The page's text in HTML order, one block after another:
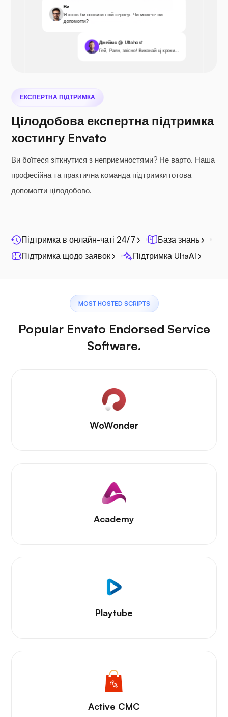
Ви
Я хотів би оновити свій сервер. Чи можете ви
допомогти?
Джеймс @ Ultahost
Гей, Раян, звісно! Виконай ці кроки...
ЕКСПЕРТНА ПІДТРИМКА
Цілодобова експертна підтримка
хостингу Envato
Ви боїтеся зіткнутися з неприємностями? Не варто. Наша
професійна та практична команда підтримки готова
допомогти цілодобово.
Підтримка в онлайн-чаті 24/7
База знань
Підтримка щодо заявок
Підтримка UltaAI
MOST HOSTED SCRIPTS
Popular Envato Endorsed Service
Software.
WoWonder
Academy
Playtube
Active CMC